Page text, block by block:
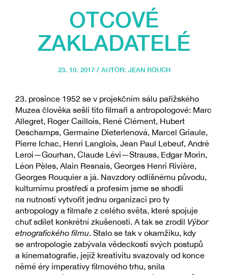
OTCOVÉ
ZAKLADATELÉ
23. 10. 2017 / AUTOR: JEAN ROUCH
23. prosince 1952 se v projekčním sálu pařížského
Muzea člověka sešli tito filmaři a antropologové: Marc
Allegret, Roger Caillois, René Clément, Hubert
Deschamps, Germaine Dieterlenová, Marcel Griaule,
Pierre Ichac, Henri Langlois, Jean Paul Lebeuf, André
Leroi—Gourhan, Claude Lévi—Strauss, Edgar Morin,
Léon Pèles, Alain Resnais, Georges Henri Rivière,
Georges Rouquier a já. Navzdory odlišnému původu,
kulturnímu prostředí a profesím jsme se shodli
na nutnosti vytvořit jednu organizaci pro ty
antropology a filmaře z celého světa, které spojuje
chuť sdílet konkrétní zkušenosti. A tak se zrodil Výbor
etnografického filmu. Stalo se tak v okamžiku, kdy
se antropologie zabývala vědeckostí svých postupů
a kinematografie, jejíž kreativitu svazovaly od konce
němé éry imperativy filmového trhu, snila